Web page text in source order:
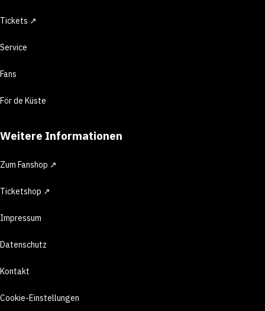
Tickets ↗
Service
Fans
För de Küste
Weitere Informationen
Zum Fanshop ↗
Ticketshop ↗
Impressum
Datenschutz
Kontakt
Cookie-Einstellungen